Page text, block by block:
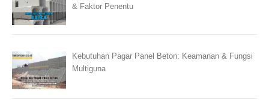
& Faktor Penentu
Kebutuhan Pagar Panel Beton: Keamanan & Fungsi
Multiguna